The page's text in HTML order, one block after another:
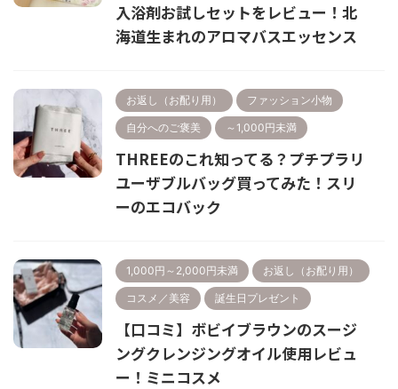
入浴剤お試しセットをレビュー！北
海道生まれのアロマバスエッセンス
お返し（お配り用） ファッション小物
自分へのご褒美 ～1,000円未満
THREEのこれ知ってる？プチプラリ
ユーザブルバッグ買ってみた！スリ
ーのエコバック
1,000円～2,000円未満 お返し（お配り用）
コスメ／美容 誕生日プレゼント
【口コミ】ボビイブラウンのスージ
ングクレンジングオイル使用レビュ
ー！ミニコスメ